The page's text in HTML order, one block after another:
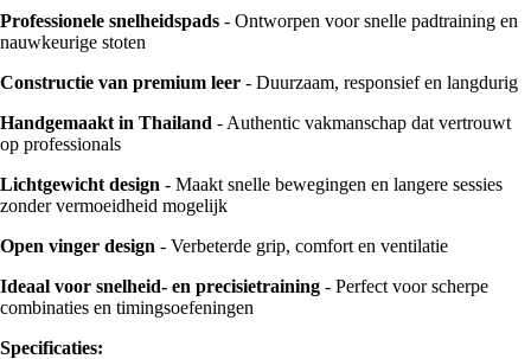
Professionele snelheidspads - Ontworpen voor snelle padtraining en
nauwkeurige stoten
Constructie van premium leer - Duurzaam, responsief en langdurig
Handgemaakt in Thailand - Authentic vakmanschap dat vertrouwt
op professionals
Lichtgewicht design - Maakt snelle bewegingen en langere sessies
zonder vermoeidheid mogelijk
Open vinger design - Verbeterde grip, comfort en ventilatie
Ideaal voor snelheid- en precisietraining - Perfect voor scherpe
combinaties en timingsoefeningen
Specificaties: